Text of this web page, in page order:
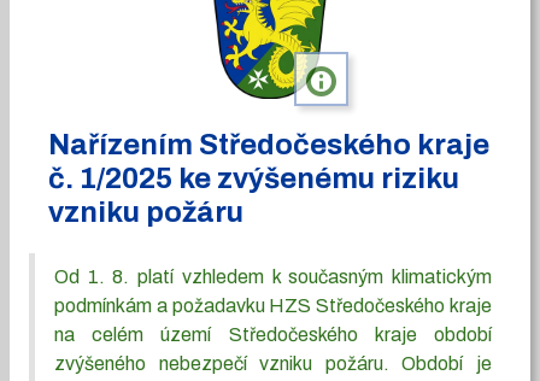
info
Nařízením Středočeského kraje
č. 1/2025 ke zvýšenému riziku
vzniku požáru
Od 1. 8. platí vzhledem k současným klimatickým
podmínkám a požadavku HZS Středočeského kraje
na celém území Středočeského kraje období
zvýšeného nebezpečí vzniku požáru. Období je